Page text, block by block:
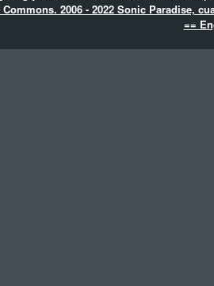
2006 - 2022 Sonic Paradise,
==